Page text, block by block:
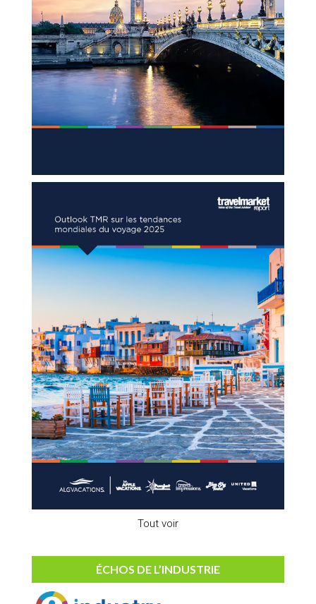
Tout voir
ÉCHOS DE L’INDUSTRIE